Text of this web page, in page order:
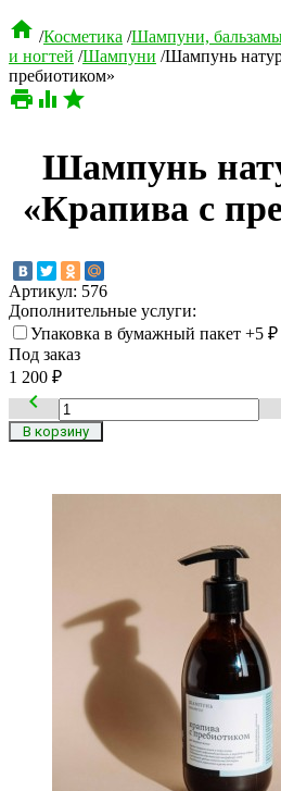
 /Косметика /Шампуни,
и ногтей /Шампуни /Шампунь
пребиотиком»
  
Шампунь
«Крапива с
Артикул: 576
Дополнительные услуги:
Упаковка в бумажный пакет +5 ₽
Под заказ
1 200 ₽
